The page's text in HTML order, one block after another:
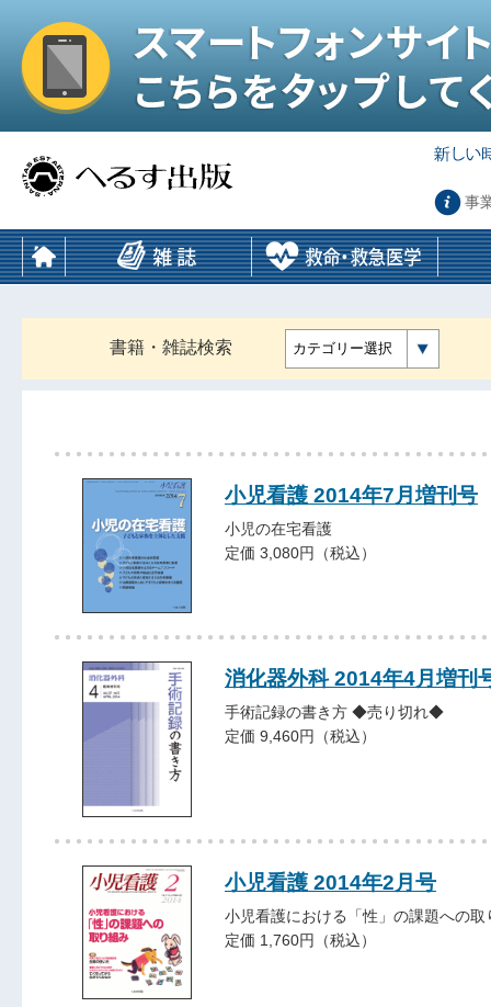
事
書籍・雑誌検索 カテゴリー選択
小児看護 2014年7月増刊号
小児の在宅看護
定価 3,080円（税込）
消化器外科 2014年4月増刊
手術記録の書き方 ◆売り切れ◆
定価 9,460円（税込）
小児看護 2014年2月号
小児看護における「性」の課題への
定価 1,760円（税込）